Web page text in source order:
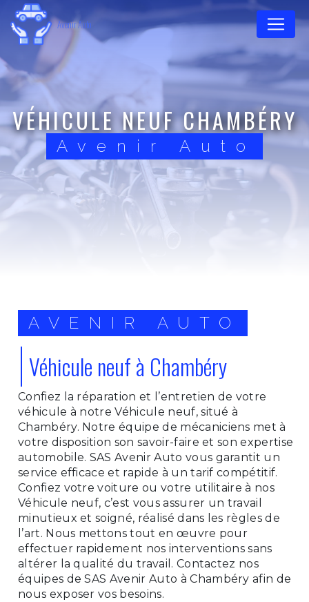
Avenir Auto
VÉHICULE NEUF CHAMBÉRY
Avenir Auto
AVENIR AUTO
Véhicule neuf à Chambéry
Confiez la réparation et l’entretien de votre
véhicule à notre Véhicule neuf, situé à
Chambéry. Notre équipe de mécaniciens met à
votre disposition son savoir-faire et son expertise
automobile. SAS Avenir Auto vous garantit un
service efficace et rapide à un tarif compétitif.
Confiez votre voiture ou votre utilitaire à nos
Véhicule neuf, c’est vous assurer un travail
minutieux et soigné, réalisé dans les règles de
l’art. Nous mettons tout en œuvre pour
effectuer rapidement nos interventions sans
altérer la qualité du travail. Contactez nos
équipes de SAS Avenir Auto à Chambéry afin de
nous exposer vos besoins.
Panneau de gestion des cookies